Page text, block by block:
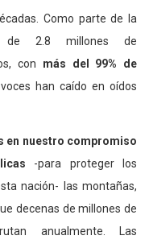
Como parte de la
de 2.8 millones de
con más del 99% de
voces han caído en oídos
en nuestro compromiso
-para proteger los
nación- las montañas,
decenas de millones de
anualmente. Las